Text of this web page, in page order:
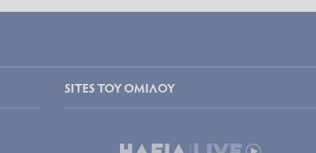
SITES ΤΟΥ ΟΜΙΛΟΥ